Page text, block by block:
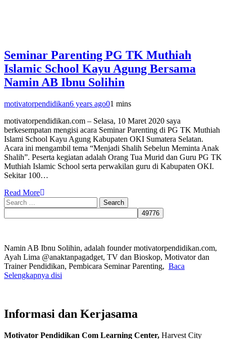
Seminar Parenting PG TK Muthiah
Islamic School Kayu Agung Bersama
Namin AB Ibnu Solihin
motivatorpendidikan6 years ago01 mins
motivatorpendidikan.com – Selasa, 10 Maret 2020 saya
berkesempatan mengisi acara Seminar Parenting di PG TK Muthiah
Islami School Kayu Agung Kabupaten OKI Sumatera Selatan.
Acara ini mengambil tema “Menjadi Shalih Sebelun Meminta Anak
Shalih”. Peserta kegiatan adalah Orang Tua Murid dan Guru PG TK
Muthiah Islamic School serta perwakilan guru di Kabupaten OKI.
Sekitar 100…
Read More
Search
for:
Namin AB Ibnu Solihin, adalah founder motivatorpendidikan.com,
Ayah Lima @anaktanpagadget, TV dan Bioskop, Motivator dan
Trainer Pendidikan, Pembicara Seminar Parenting, Baca
Selengkapnya disi
Informasi dan Kerjasama
Motivator Pendidikan Com Learning Center, Harvest City